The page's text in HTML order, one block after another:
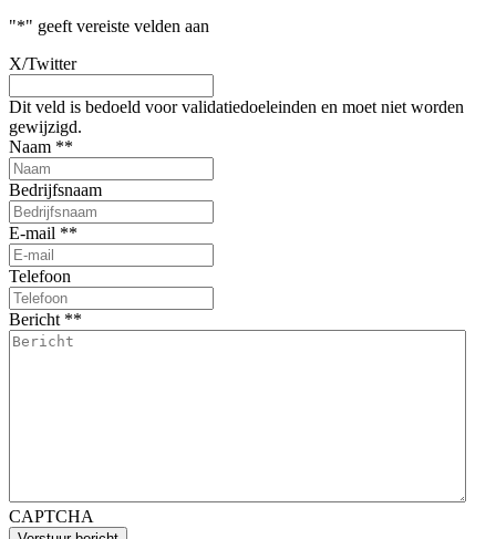
"*" geeft vereiste velden aan
X/Twitter
Dit veld is bedoeld voor validatiedoeleinden en moet niet worden
gewijzigd.
Naam **
Bedrijfsnaam
E-mail **
Telefoon
Bericht **
CAPTCHA